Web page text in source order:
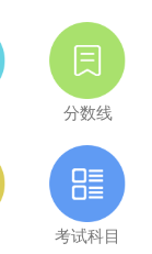
分数线
考试科目